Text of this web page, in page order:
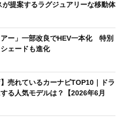
が提案するラグジュアリーな移動体
アー」一部改良でHEV一本化 特別
ェードも進化
】売れているカーナビTOP10｜ドラ
る人気モデルは？【2026年6月